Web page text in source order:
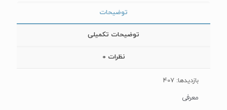
توضیحات
توضیحات تکمیلی
نظرات 0
بازدیدها: 407
معرفی